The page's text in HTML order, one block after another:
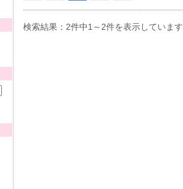
検索結果：2件中1～2件を表示しています